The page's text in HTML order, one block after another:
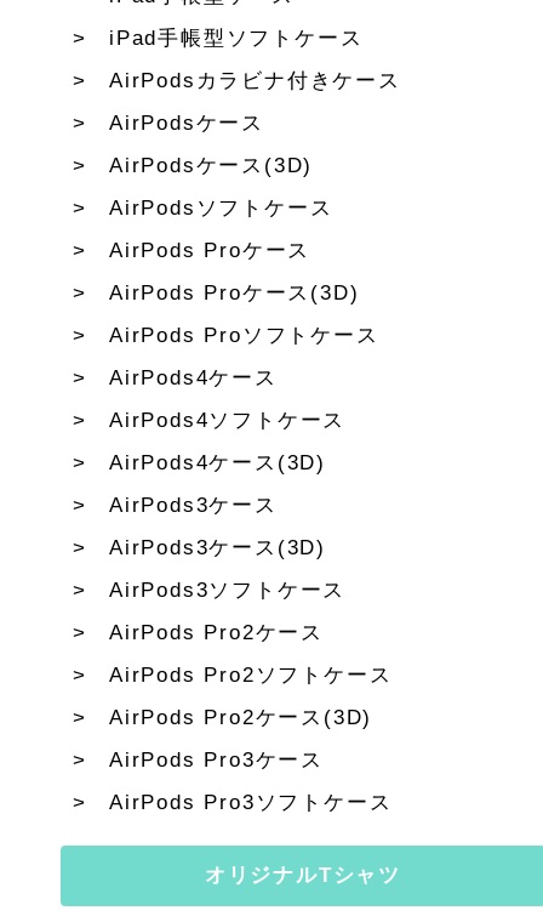
iPad手帳型ソフトケース
AirPodsカラビナ付きケース
AirPodsケース
AirPodsケース(3D)
AirPodsソフトケース
AirPods Proケース
AirPods Proケース(3D)
AirPods Proソフトケース
AirPods4ケース
AirPods4ソフトケース
AirPods4ケース(3D)
AirPods3ケース
AirPods3ケース(3D)
AirPods3ソフトケース
AirPods Pro2ケース
AirPods Pro2ソフトケース
AirPods Pro2ケース(3D)
AirPods Pro3ケース
AirPods Pro3ソフトケース
オリジナルTシャツ